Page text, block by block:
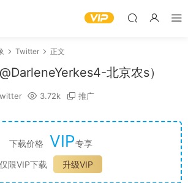
Twitter 正文
北京农s）
3.72k 推广
下载价格 VIP专享
仅限VIP下载
升级VIP